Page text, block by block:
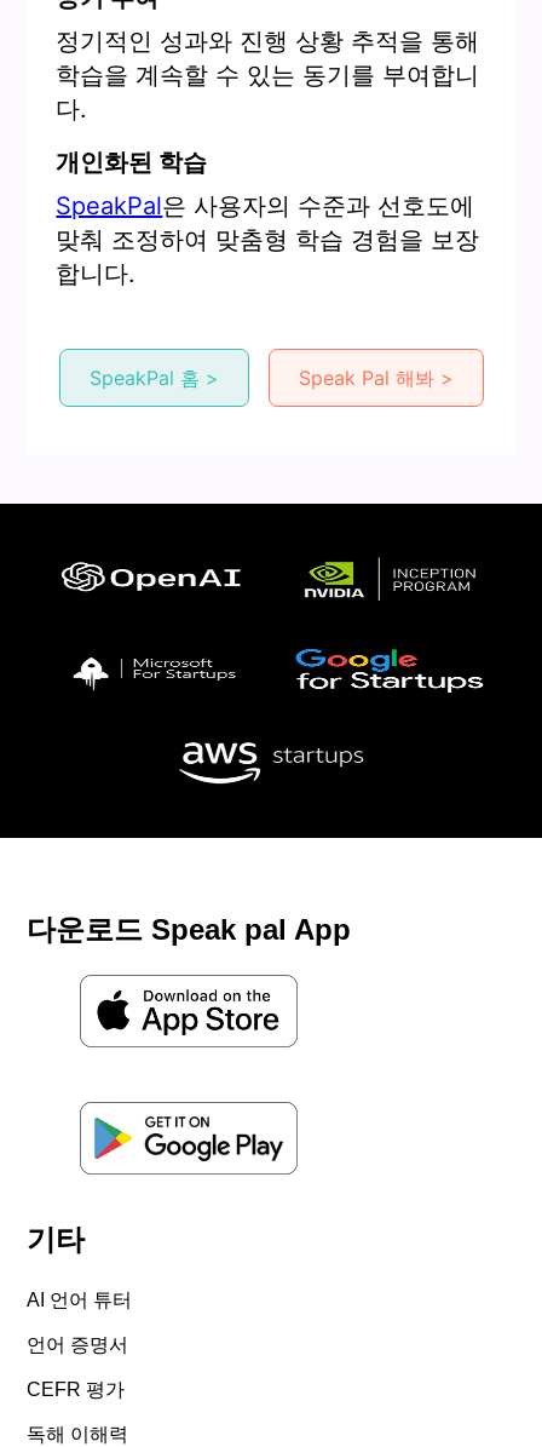
정기적인 성과와 진행 상황 추적을 통해
학습을 계속할 수 있는 동기를 부여합니
다.
개인화된 학습
SpeakPal은 사용자의 수준과 선호도에
맞춰 조정하여 맞춤형 학습 경험을 보장
합니다.
SpeakPal 홈 > Speak Pal 해봐 >
다운로드 Speak pal App
기타
AI 언어 튜터
언어 증명서
CEFR 평가
독해 이해력